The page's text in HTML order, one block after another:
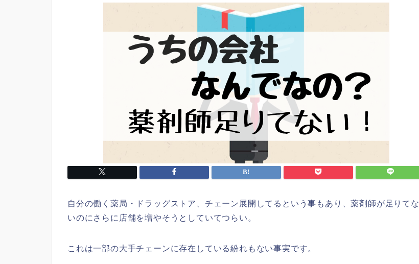
自分の働く薬局・ドラッグストア、チェーン展開してるという事もあり、薬剤師が足りてな
いのにさらに店舗を増やそうとしていてつらい。
これは一部の大手チェーンに存在している紛れもない事実です。